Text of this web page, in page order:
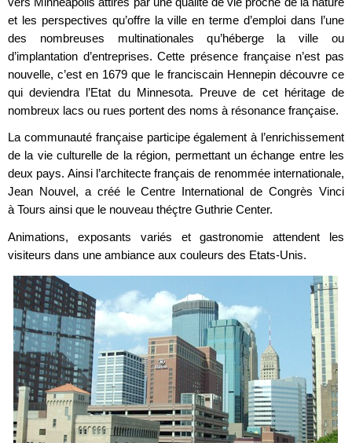
et les perspectives qu’offre la ville en terme d’emploi dans l’une
des nombreuses multinationales qu’héberge la ville ou
d’implantation d’entreprises. Cette présence française n’est pas
nouvelle, c’est en 1679 que le franciscain Hennepin découvre ce
qui deviendra l’Etat du Minnesota. Preuve de cet héritage de
nombreux lacs ou rues portent des noms à résonance française.
La communauté française participe également à l’enrichissement
de la vie culturelle de la région, permettant un échange entre les
deux pays. Ainsi l’architecte français de renommée internationale,
Jean Nouvel, a créé le Centre International de Congrès Vinci
à Tours ainsi que le nouveau théçtre Guthrie Center.
Animations, exposants variés et gastronomie attendent les
visiteurs dans une ambiance aux couleurs des Etats-Unis.